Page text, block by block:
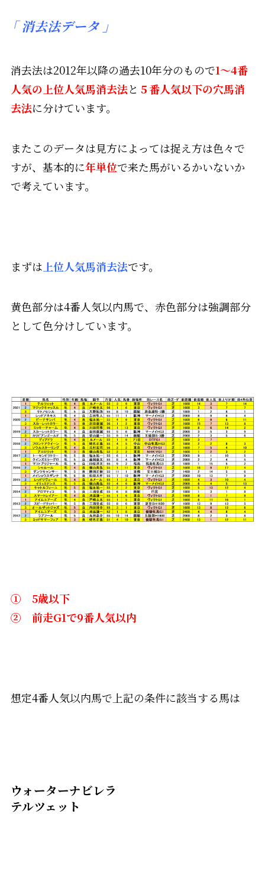
「消去法データ 」
消去法は2012年以降の過去10年分のもので1～4番
人気の 上位人気馬消去法と ５番人気以下の穴馬消
去法に分けています。
またこのデータは見方によっては捉え方は色々で
すが、基本的に年単位で来た馬がいるかいないか
で考えています。
まずは 上位人気馬消去法です。
黄色部分は4番人気以内馬で、赤色部分は強調部分
として色分けしています。
① 5歳以下
② 前走G1で9番人気以内
想定4番人気以内馬で上記の条件に該当する馬は
ウォーターナビレラ
テルツェット